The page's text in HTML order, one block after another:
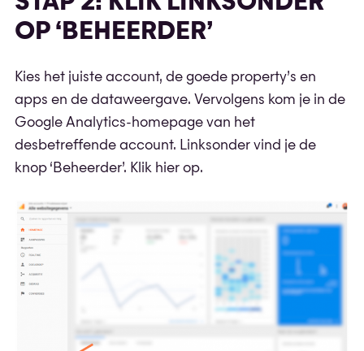
OP ‘BEHEERDER’
Kies het juiste account, de goede property’s en
apps en de dataweergave. Vervolgens kom je in de
Google Analytics-homepage van het
desbetreffende account. Linksonder vind je de
knop ‘Beheerder’. Klik hier op.